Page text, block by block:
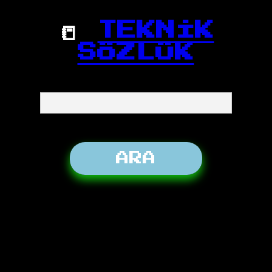
📒
TEKNİK
SÖZLÜK